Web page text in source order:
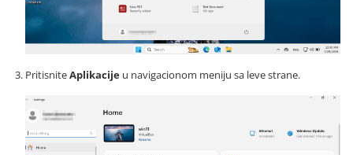
PritisniteAplikacije u navigacionom meniju sa leve strane.